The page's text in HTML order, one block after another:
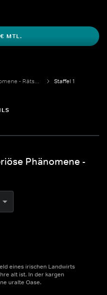
MTL.
Mysteriöse Phänomene - Rätsel von oben Staffel 1
Phänomene -
eines irischen Landwirts
alt ist. In der kargen
uralte Oase.